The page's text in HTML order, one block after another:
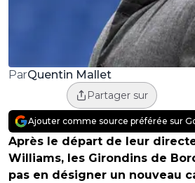
ParQuentin Mallet
Partager sur
Ajouter comme source préférée sur
Après le départ de leur
Williams, les Girondins de
pas en désigner un nouveau